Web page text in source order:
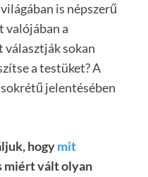
is népszerű
valójában a
sokan
a testüket? A
jelentésében
hogymit
miért vált olyan